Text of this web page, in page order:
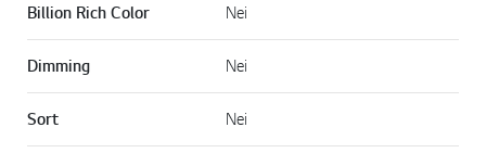
Billion Rich Color Nei
Dimming Nei
Sort Nei